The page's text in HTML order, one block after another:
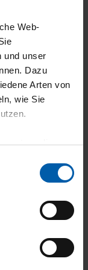
Web-
und unser
Dazu
Arten von
wie Sie
notwendige
und
Anzeigen
und Ihres
20.07.2026
04.07.2026
03.07.2026